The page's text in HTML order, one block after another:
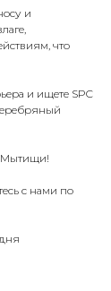
и
что
и ищете SPC
Мытищи!
с нами по